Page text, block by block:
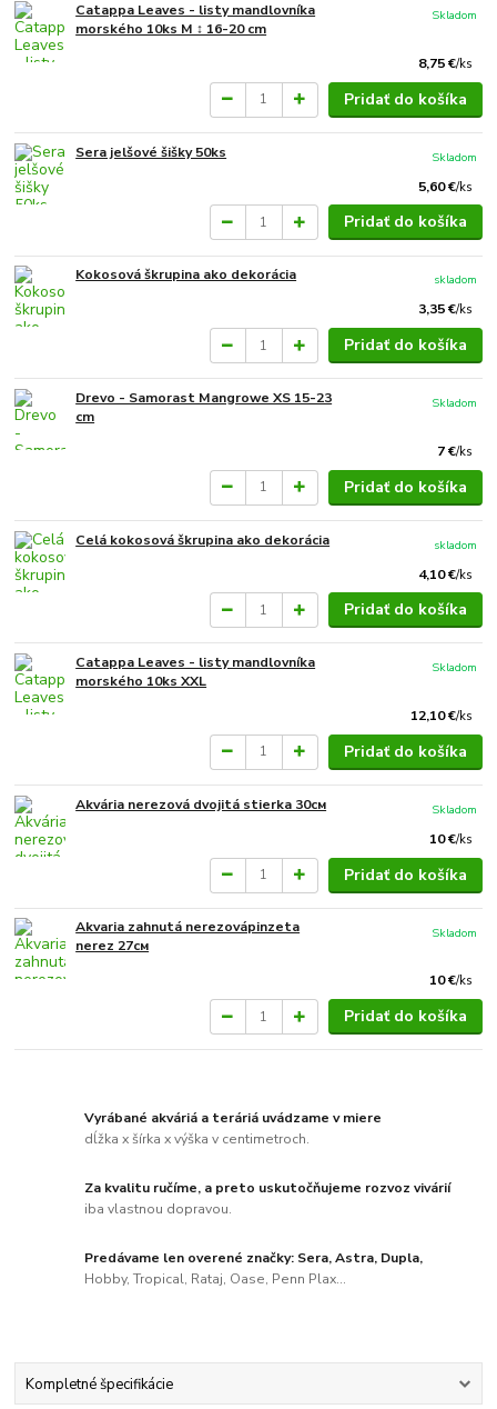
Catappa Leaves - listy mandlovníka
morského 10ks M ↕ 16-20 cm
8,75 €/ks
Skladom
Pridať do košíka
Sera jelšové šišky 50ks
5,60 €/ks
Skladom
Pridať do košíka
Kokosová škrupina ako dekorácia
3,35 €/ks
skladom
Pridať do košíka
Drevo - Samorast Mangrowe XS 15-23
cm
7 €/ks
Skladom
Pridať do košíka
Celá kokosová škrupina ako dekorácia
4,10 €/ks
skladom
Pridať do košíka
Catappa Leaves - listy mandlovníka
morského 10ks XXL
12,10 €/ks
Skladom
Pridať do košíka
Akvária nerezová dvojitá stierka 30см
10 €/ks
Skladom
Pridať do košíka
Akvaria zahnutá nerezovápinzeta
nerez 27см
10 €/ks
Skladom
Pridať do košíka
Vyrábané akváriá a teráriá uvádzame v miere
dĺžka x šírka x výška v centimetroch.
Za kvalitu ručíme, a preto uskutočňujeme rozvoz vivárií
iba vlastnou dopravou.
Predávame len overené značky: Sera, Astra, Dupla,
Hobby, Tropical, Rataj, Oase, Penn Plax...
Kompletné špecifikácie